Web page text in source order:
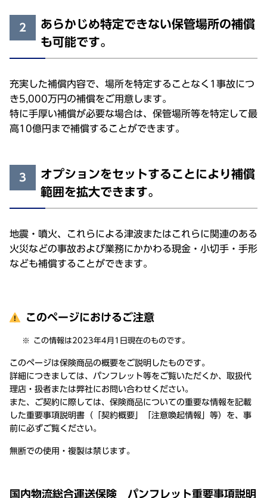
2
あらかじめ特定できない保管場所の補償
も可能です。
充実した補償内容で、場所を特定することなく1事故につ
き5,000万円の補償をご用意します。
特に手厚い補償が必要な場合は、保管場所等を特定して最
高10億円まで補償することができます。
3
オプションをセットすることにより補償
範囲を拡大できます。
地震・噴火、これらによる津波またはこれらに関連のある
火災などの事故および業務にかかわる現金・小切手・手形
なども補償することができます。
このページにおけるご注意
この情報は2023年4月1日現在のものです。
このページは保険商品の概要をご説明したものです。
詳細につきましては、パンフレット等をご覧いただくか、取扱代
理店・扱者または弊社にお問い合わせください。
また、ご契約に際しては、保険商品についての重要な情報を記載
した重要事項説明書（「契約概要」「注意喚起情報」等）を、事
前に必ずご覧ください。
無断での使用・複製は禁じます。
国内物流総合運送保険 パンフレット重要事項説明